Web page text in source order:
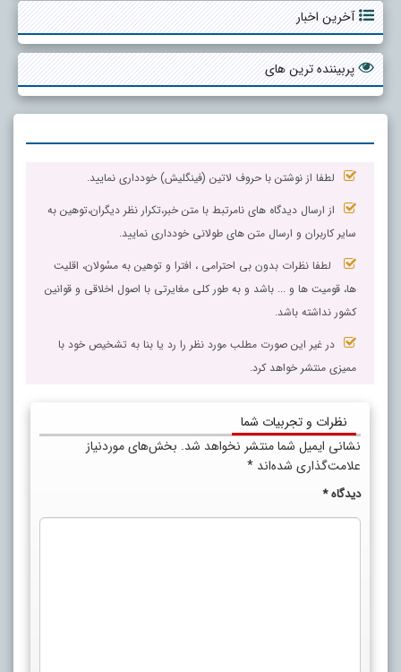
آخرین اخبار
پربیننده ترین های
لطفا از نوشتن با حروف لاتین (فینگلیش) خودداری نمایید.
از ارسال دیدگاه های نامرتبط با متن خبر،تکرار نظر دیگران،توهین به
سایر کاربران و ارسال متن های طولانی خودداری نمایید.
لطفا نظرات بدون بی احترامی ، افترا و توهین به مسٔولان، اقلیت
ها، قومیت ها و ... باشد و به طور کلی مغایرتی با اصول اخلاقی و قوانین
کشور نداشته باشد.
در غیر این صورت مطلب مورد نظر را رد یا بنا به تشخیص خود با
ممیزی منتشر خواهد کرد.
نظرات و تجربیات شما
نشانی ایمیل شما منتشر نخواهد شد. بخش‌های موردنیاز
علامت‌گذاری شده‌اند *
دیدگاه*